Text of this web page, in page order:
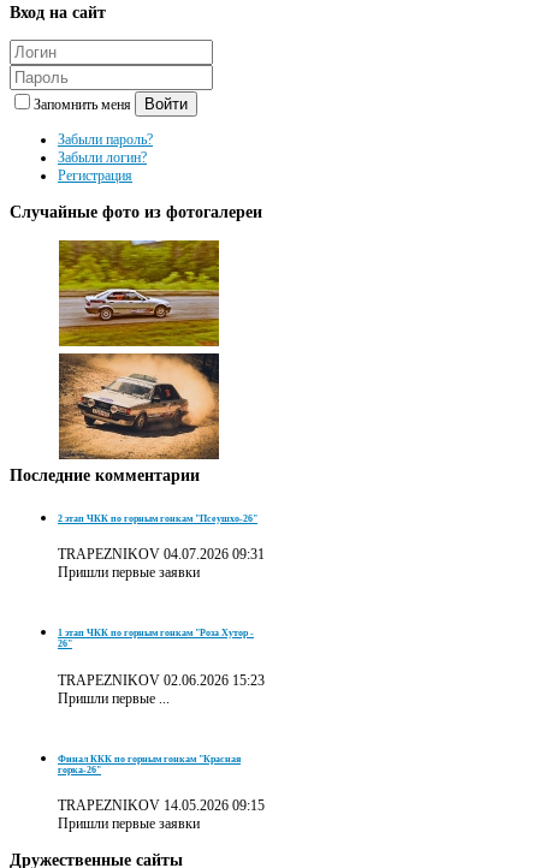
Вход на сайт
Запомнить меня Войти
Забыли пароль?
Забыли логин?
Регистрация
Случайные фото из фотогалереи
Последние комментарии
2 этап ЧКК по горным гонкам "Псеушхо-26"
TRAPEZNIKOV 04.07.2026 09:31
Пришли первые заявки
1 этап ЧКК по горным гонкам "Роза Хутор -
26"
TRAPEZNIKOV 02.06.2026 15:23
Пришли первые ...
Финал ККК по горным гонкам "Красная
горка-26"
TRAPEZNIKOV 14.05.2026 09:15
Пришли первые заявки
Дружественные сайты